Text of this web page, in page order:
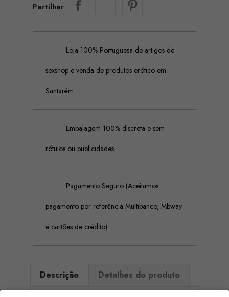
Partilhar
Loja 100% Portuguesa de artigos de
sexshop e venda de produtos erótico em
Santarém
Embalagem 100% discreta e sem
rótulos ou publicidades
Pagamento Seguro (Aceitamos
pagamento por referência Multibanco, Mbway
e cartões de crédito)
Descrição Detalhes do produto